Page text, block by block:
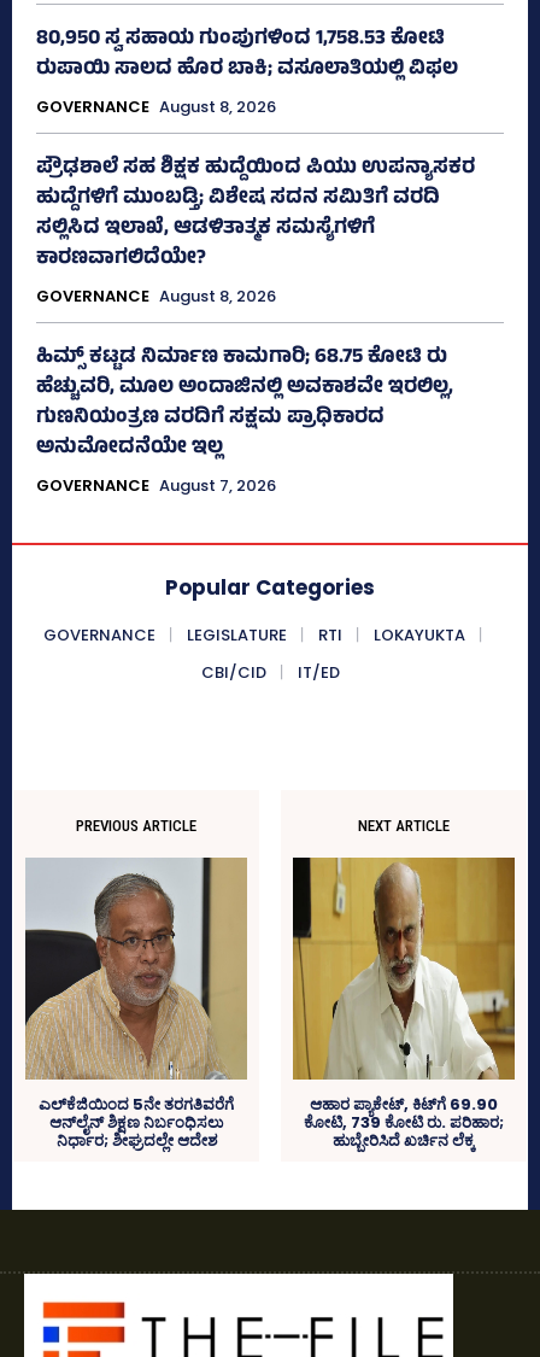
80,950 ಸ್ವ ಸಹಾಯ ಗುಂಪುಗಳಿಂದ 1,758.53 ಕೋಟಿ
ರುಪಾಯಿ ಸಾಲದ ಹೊರ ಬಾಕಿ; ವಸೂಲಾತಿಯಲ್ಲಿ ವಿಫಲ
GOVERNANCE August 8, 2026
ಪ್ರೌಢಶಾಲೆ ಸಹ ಶಿಕ್ಷಕ ಹುದ್ದೆಯಿಂದ ಪಿಯು ಉಪನ್ಯಾಸಕರ
ಹುದ್ದೆಗಳಿಗೆ ಮುಂಬಡ್ತಿ; ವಿಶೇಷ ಸದನ ಸಮಿತಿಗೆ ವರದಿ
ಸಲ್ಲಿಸಿದ ಇಲಾಖೆ, ಆಡಳಿತಾತ್ಮಕ ಸಮಸ್ಯೆಗಳಿಗೆ
ಕಾರಣವಾಗಲಿದೆಯೇ?
GOVERNANCE August 8, 2026
ಹಿಮ್ಸ್‌ ಕಟ್ಟಡ ನಿರ್ಮಾಣ ಕಾಮಗಾರಿ; 68.75 ಕೋಟಿ ರು
ಹೆಚ್ಚುವರಿ, ಮೂಲ ಅಂದಾಜಿನಲ್ಲಿ ಅವಕಾಶವೇ ಇರಲಿಲ್ಲ,
ಗುಣನಿಯಂತ್ರಣ ವರದಿಗೆ ಸಕ್ಷಮ ಪ್ರಾಧಿಕಾರದ
ಅನುಮೋದನೆಯೇ ಇಲ್ಲ
GOVERNANCE August 7, 2026
Popular Categories
GOVERNANCE LEGISLATURE RTI
LOKAYUKTA
CBI/CID
IT/ED
PREVIOUS ARTICLE
ಎಲ್‌ಕೆಜಿಯಿಂದ 5ನೇ ತರಗತಿವರೆಗೆ
ಆನ್‌ಲೈನ್‌ ಶಿಕ್ಷಣ ನಿರ್ಬಂಧಿಸಲು
ನಿರ್ಧಾರ; ಶೀಘ್ರದಲ್ಲೇ ಆದೇಶ
NEXT ARTICLE
ಆಹಾರ ಪ್ಯಾಕೇಟ್, ಕಿಟ್‌ಗೆ 69.90
ಕೋಟಿ, 739 ಕೋಟಿ ರು. ಪರಿಹಾರ;
ಹುಬ್ಬೇರಿಸಿದೆ ಖರ್ಚಿನ ಲೆಕ್ಕ